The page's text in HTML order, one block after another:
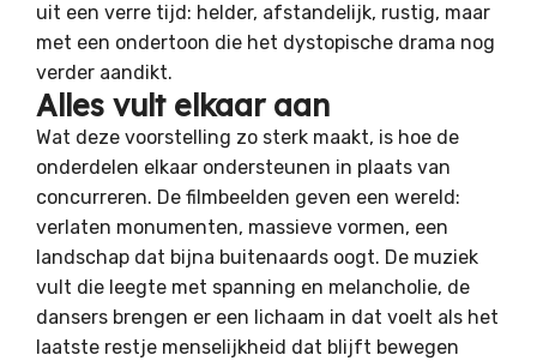
uit een verre tijd: helder, afstandelijk, rustig, maar
met een ondertoon die het dystopische drama nog
verder aandikt.
Alles vult elkaar aan
Wat deze voorstelling zo sterk maakt, is hoe de
onderdelen elkaar ondersteunen in plaats van
concurreren. De filmbeelden geven een wereld:
verlaten monumenten, massieve vormen, een
landschap dat bijna buitenaards oogt. De muziek
vult die leegte met spanning en melancholie, de
dansers brengen er een lichaam in dat voelt als het
laatste restje menselijkheid dat blijft bewegen